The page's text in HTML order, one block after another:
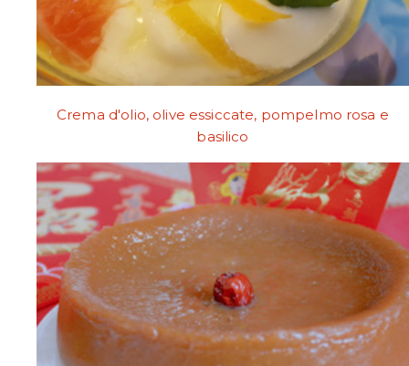
Crema d'olio, olive essiccate, pompelmo rosa e
basilico